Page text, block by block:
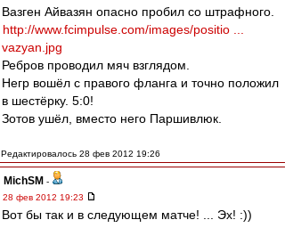
Вазген Айвазян опасно пробил со штрафного.
http://www.fcimpulse.com/images/positio ...
vazyan.jpg
Ребров проводил мяч взглядом.
Негр вошёл с правого фланга и точно положил
в шестёрку. 5:0!
Зотов ушёл, вместо него Паршивлюк.
Редактировалось 28 фев 2012 19:26
MichSM -
28 фев 2012 19:23
Вот бы так и в следующем матче! ... Эх! :))